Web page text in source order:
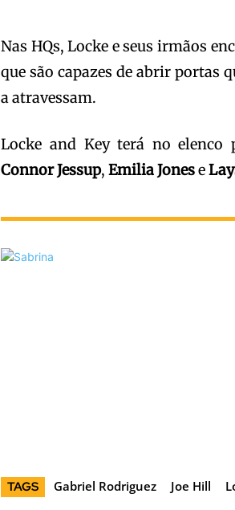
Nas HQs, Locke e seus irmãos
que são capazes de abrir portas
a atravessam.
Locke and Key terá no
Connor Jessup, Emilia Jonese
TAGS Gabriel Rodriguez Joe Hill